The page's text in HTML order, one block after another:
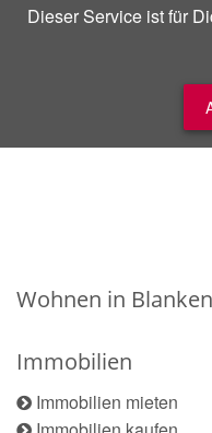
Dieser Service ist für
Wohnen in
Immobilien
Immobilien mieten